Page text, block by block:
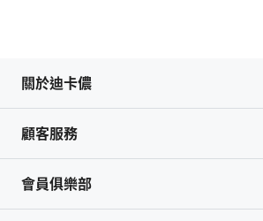
關於迪卡儂
顧客服務
會員俱樂部